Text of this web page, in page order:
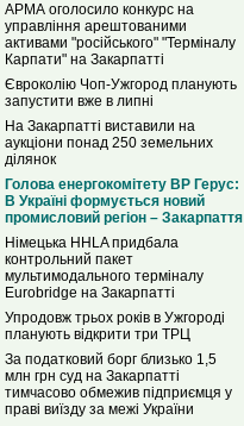
АРМА оголосило конкурс на
управління арештованими
активами "російського" "Терміналу
Карпати" на Закарпатті
Євроколію Чоп-Ужгород планують
запустити вже в липні
На Закарпатті виставили на
аукціони понад 250 земельних
ділянок
Голова енергокомітету ВР Герус:
В Україні формується новий
промисловий регіон – Закарпаття
Німецька HHLA придбала
контрольний пакет
мультимодального терміналу
Eurobridge на Закарпатті
Упродовж трьох років в Ужгороді
планують відкрити три ТРЦ
За податковий борг близько 1,5
млн грн суд на Закарпатті
тимчасово обмежив підприємця у
праві виїзду за межі України